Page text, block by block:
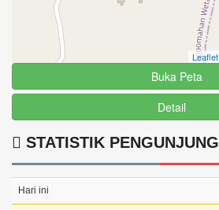
Leaflet
Buka Peta
Detail
STATISTIK PENGUNJUNG
Hari ini